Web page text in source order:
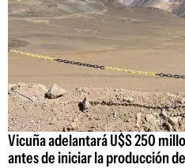
Vicuña adelantará U$S 250
antes de iniciar la producción